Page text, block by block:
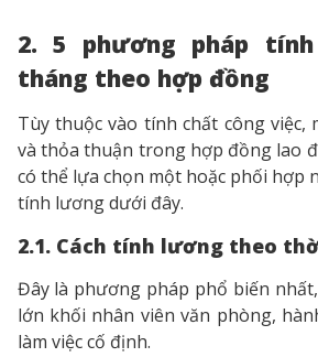
2. 5 phương pháp
tháng theo hợp đồng
Tùy thuộc vào tính chất công
và thỏa thuận trong hợp đồng lao
có thể lựa chọn một hoặc phối hợp
tính lương dưới đây.
2.1. Cách tính lương theo
Đây là phương pháp phổ biến
lớn khối nhân viên văn phòng,
làm việc cố định.